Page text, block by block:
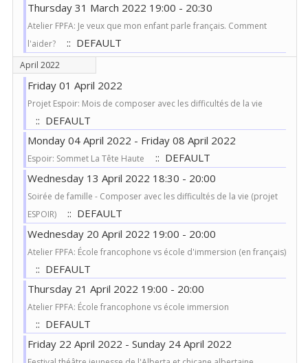
Thursday 31 March 2022 19:00 - 20:30
Atelier FPFA: Je veux que mon enfant parle français. Comment
l'aider?
:: DEFAULT
April 2022
Friday 01 April 2022
Projet Espoir: Mois de composer avec les difficultés de la vie
:: DEFAULT
Monday 04 April 2022 - Friday 08 April 2022
Espoir: Sommet La Tête Haute
:: DEFAULT
Wednesday 13 April 2022 18:30 - 20:00
Soirée de famille - Composer avec les difficultés de la vie (projet
ESPOIR)
:: DEFAULT
Wednesday 20 April 2022 19:00 - 20:00
Atelier FPFA: École francophone vs école d'immersion (en français)
:: DEFAULT
Thursday 21 April 2022 19:00 - 20:00
Atelier FPFA: École francophone vs école immersion
:: DEFAULT
Friday 22 April 2022 - Sunday 24 April 2022